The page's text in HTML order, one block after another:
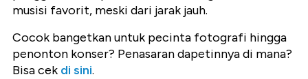
musisi favorit, meski dari jarak jauh.
Cocok bangetkan untuk pecinta fotografi hingga
penonton konser? Penasaran dapetinnya di mana?
Bisa cek di sini.